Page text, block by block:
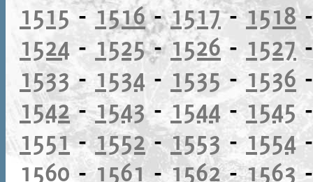
1515-1516-1517-1518
1524 - 1525-1526 - 1527
1533 - 1534 - 1535 - 1536
1542-1543- 1544-1545
1551-1552-1553 -1554
1560 -1561 -1562-1563